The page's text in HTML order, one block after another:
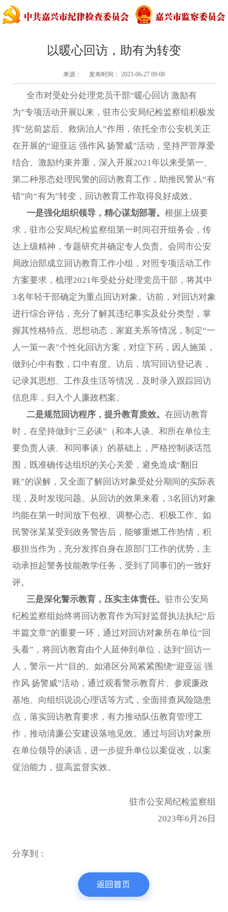
以暖心回访，助有为转变
来源： 发布时间： 2023-06-27 09:08
全市对受处分处理党员干部“暖心回访 激励有
为”专项活动开展以来，驻市公安局纪检监察组积极发
挥“惩前毖后、救病治人”作用，依托全市公安机关正
在开展的“迎亚运 强作风 扬警威”活动，坚持严管厚爱
结合、激励约束并重，深入开展2021年以来受第一、
第二种形态处理民警的回访教育工作，助推民警从“有
错”向“有为”转变，回访教育工作取得良好成效。
一是强化组织领导，精心谋划部署。 根据上级要
求，驻市公安局纪检监察组第一时间召开组务会，传
达上级精神，专题研究并确定专人负责。会同市公安
局政治部成立回访教育工作小组，对照专项活动工作
方案要求，梳理2021年受处分处理党员干部，将其中
3名年轻干部确定为重点回访对象。访前，对回访对象
进行综合评估，充分了解其违纪事实及处分类型，掌
握其性格特点、思想动态，家庭关系等情况，制定“一
人一策一表”个性化回访方案，对症下药，因人施策，
做到心中有数，口中有度。访后，填写回访登记表，
记录其思想、工作及生活等情况，及时录入跟踪回访
信息库，归入个人廉政档案。
二是规范回访程序，提升教育质效。 在回访教育
时，在坚持做到“三必谈”（和本人谈、和所在单位主
要负责人谈、和同事谈）的基础上，严格控制谈话范
围，既准确传达组织的关心关爱，避免造成“翻旧
账”的误解，又全面了解回访对象受处分期间的实际表
现，及时发现问题。从回访的效果来看，3名回访对象
均能在第一时间放下包袱、调整心态、积极工作。如
民警张某某受到政务警告后，能够重燃工作热情，积
极担当作为，充分发挥自身在原部门工作的优势，主
动承担起警务技能教学任务，受到了同事们的一致好
评。
三是深化警示教育，压实主体责任。 驻市公安局
纪检监察组始终将回访教育作为写好监督执法执纪“后
半篇文章”的重要一环，通过对回访对象所在单位“回
头看”，将回访教育由个人延伸到单位，达到“回访一
人，警示一片”目的。如港区分局紧紧围绕“迎亚运 强
作风 扬警威”活动，通过观看警示教育片、参观廉政
基地、向组织说说心理话等方式，全面排查风险隐患
点，落实回访教育要求，有力推动队伍教育管理工
作，推动清廉公安建设落地见效。 通过与回访对象所
在单位领导的谈话，进一步提升单位以案促改，以案
促治能力，提高监督实效。
驻市公安局纪检监察组
2023年6月26日
分享到：